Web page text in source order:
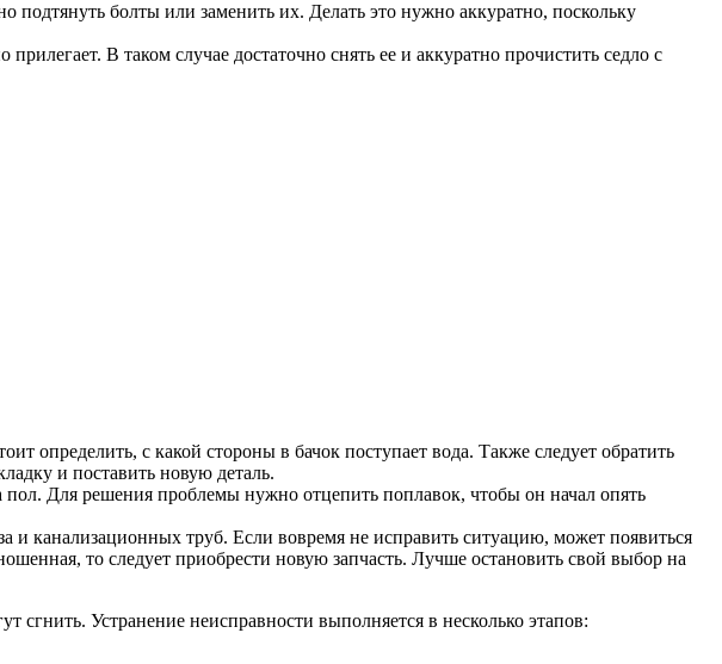
подтянуть болты или заменить их. Делать это нужно аккуратно, поскольку
В таком случае достаточно снять ее и аккуратно прочистить седло с
определить, с какой стороны в бачок поступает вода. Также следует обратить
и поставить новую деталь.
пол. Для решения проблемы нужно отцепить поплавок, чтобы он начал опять
и канализационных труб. Если вовремя не исправить ситуацию, может появиться
то следует приобрести новую запчасть. Лучше остановить свой выбор на
Устранение неисправности выполняется в несколько этапов: